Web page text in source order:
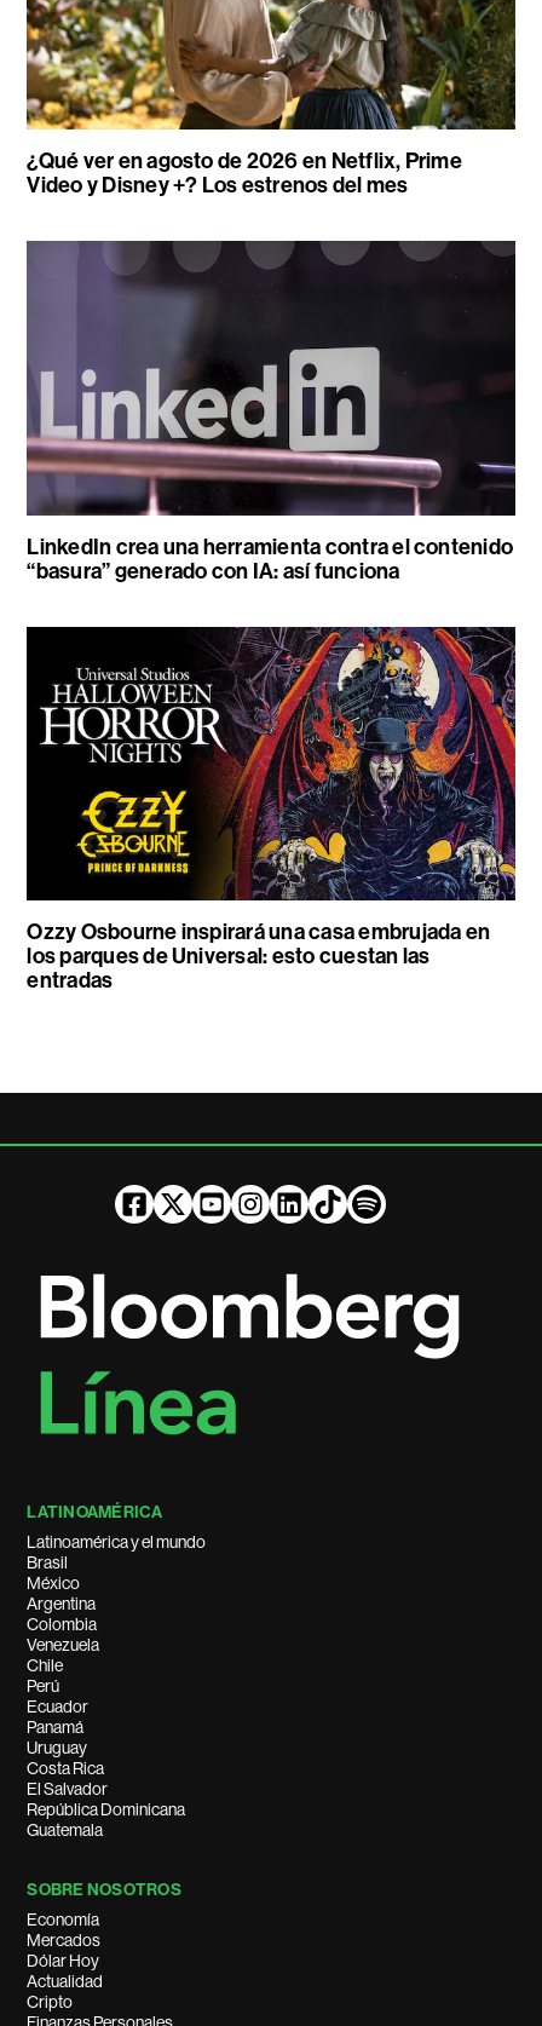
¿Qué ver en agosto de 2026 en Netflix, Prime
Video y Disney +? Los estrenos del mes
LinkedIn crea una herramienta contra el contenido
“basura” generado con IA: así funciona
Ozzy Osbourne inspirará una casa embrujada en
los parques de Universal: esto cuestan las
entradas
LATINOAMÉRICA
Latinoamérica y el mundo
Brasil
México
Argentina
Colombia
Venezuela
Chile
Perú
Ecuador
Panamá
Uruguay
Costa Rica
El Salvador
República Dominicana
Guatemala
SOBRE NOSOTROS
Economía
Mercados
Dólar Hoy
Actualidad
Cripto